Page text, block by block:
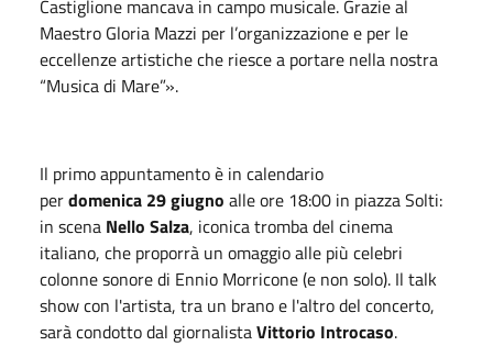
Castiglione mancava in campo musicale. Grazie al
Maestro Gloria Mazzi per l’organizzazione e per le
eccellenze artistiche che riesce a portare nella nostra
“Musica di Mare”».
Il primo appuntamento è in calendario
perdomenica 29 giugno alle ore 18:00 in piazza Solti:
in scena Nello Salza, iconica tromba del cinema
italiano, che proporrà un omaggio alle più celebri
colonne sonore di Ennio Morricone (e non solo). Il talk
show con l'artista, tra un brano e l'altro del concerto,
sarà condotto dal giornalistaVittorio Introcaso.